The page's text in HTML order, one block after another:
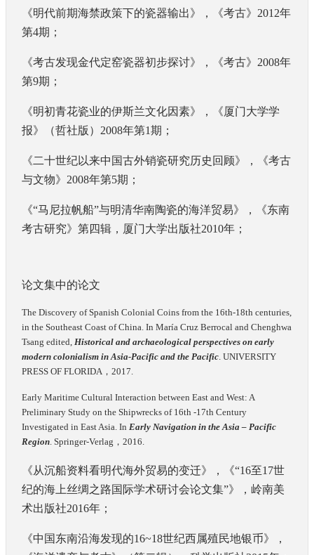
《明代前期海禁政策下的瓷器输出》，《考古》 2012年
第4期；
《考古发现金代定窑瓷器初步探讨》，《考古》 2008年
第9期；
《明初青花瓷业的伊斯兰文化因素》，《厦门大学学
报》（哲社版） 2008年第1期；
《二十世纪以来中国古外销瓷研究历史回顾》，《考古
与文物》 2008年第5期；
《“马尼拉帆船”与明清华南陶瓷的海洋贸易》，《东南
考古研究》第四辑，厦门大学出版社2010年；
论文集中的论文
The Discovery of Spanish Colonial Coins from the 16th-18th centuries,
in the Southeast Coast of China. In María Cruz Berrocal and Chenghwa
Tsang edited, Historical and archaeological perspectives on early
modern colonialism in Asia-Pacific and the Pacific. UNIVERSITY
PRESS OF FLORIDA ，2017.
Early Maritime Cultural Interaction between East and West: A
Preliminary Study on the Shipwrecks of 16th -17th Century
Investigated in East Asia. InEarly Navigation in the Asia – Pacific
Region. Springer-Verlag ，2016.
《从沉船资料看明代海外贸易的变迁》，《“16至17世
纪的海上丝绸之路国际学术研讨会论文集”》，岭南美
术出版社2016年；
《中国东南沿海发现的16~18世纪西属殖民地银币》，